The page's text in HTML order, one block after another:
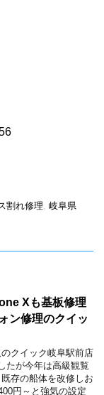
割れ修理 岐阜県
Xも基板修理
ン修理のクイッ
クイック岐阜駅前店
たが今年は高級観覧
存の船体を改修しお
円～と強気の設定